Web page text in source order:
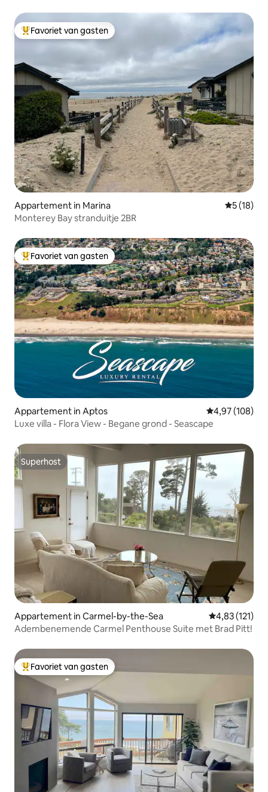
Topfavoriet van gasten
Favoriet van gasten
Appartement in Marina
5 (18)
Monterey Bay stranduitje 2BR
Topfavoriet van gasten
Favoriet van gasten
Appartement in Aptos Gemiddelde
4,97 (108)
Luxe villa - Flora View - Begane grond - Seascape
Superhost
Superhost
Appartement in Carmel-by-the-Sea Gemiddelde
4,83 (121)
Adembenemende Carmel Penthouse Suite met Brad Pitt!
Topfavoriet van gasten
Favoriet van gasten